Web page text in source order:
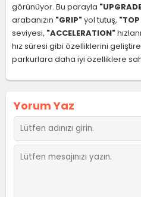
görünüyor. Bu parayla
arabanızın "GRIP"yol tutuş, "TOP
seviyesi, "ACCELERATION"
hız süresi gibi özelliklerini
parkurlara daha iyi özelliklere
Yorum Yaz